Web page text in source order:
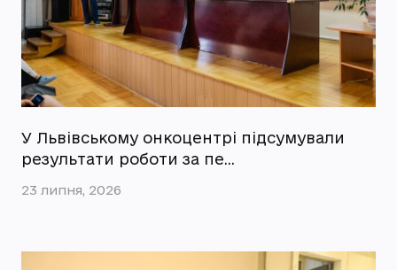
У Львівському онкоцентрі підсумували
результати роботи за пе…
23 липня, 2026